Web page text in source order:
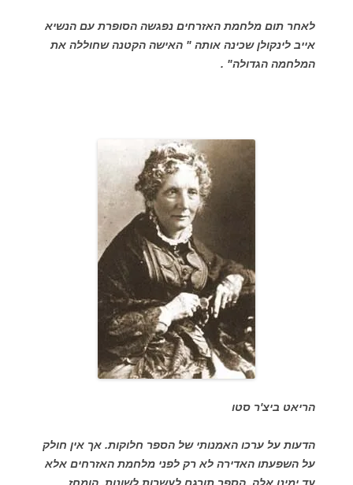
לאחר תום מלחמת האזרחים נפגשה הסופרת עם הנשיא
אייב לינקולן שכינה אותה " האישה הקטנה שחוללה את
המלחמה הגדולה" .
הריאט ביצ'ר סטו
הדעות על ערכו האמנותי של הספר חלוקות. אך אין חולק
על השפעתו האדירה לא רק לפני מלחמת האזרחים אלא
עד ימינו אלה. הספר תורגם לעשרות לשונות, הומחז